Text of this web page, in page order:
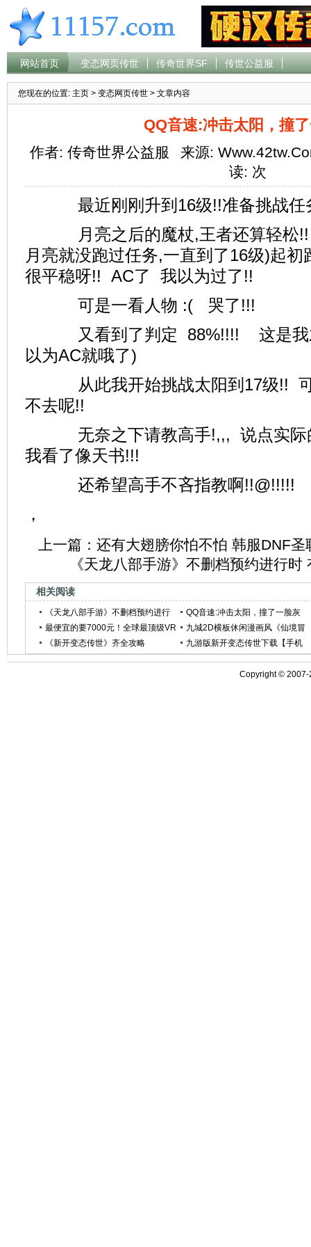
网站首页 变态网页传世 传奇世界SF 传世公益服
您现在的位置: 主页 > 变态网页传世 > 文章内容
QQ音速:冲击太阳，撞
作者: 传奇世界公益服
来源:
读: 次
最近刚刚升到16级!!准备挑战任
月亮之后的魔杖,王者还算轻松!!
月亮就没跑过任务,一直到了16级)起
很平稳呀!! AC了 我以为过了!!
可是一看人物 :( 哭了!!!
又看到了判定 88%!!!! 这是我
以为AC就哦了)
从此我开始挑战太阳到17级!! 可
不去呢!!
无奈之下请教高手!,,, 说点实
我看了像天书!!!
还希望高手不吝指教啊!!@!!!!!
，
上一篇： 还有大翅膀你怕不怕 韩服DNF圣
《天龙八部手游》不删档预约进行时
相关阅读
《天龙八部手游》不删档预约进行
时 有一封信等你来回
QQ音速:冲击太阳，撞了一脸灰
最便宜的要7000元！全球最顶级VR
电脑盘点
九城2D横板休闲漫画风《仙境冒
险》试玩体验
《新开变态传世》齐全攻略
九游版新开变态传世下载【手机
Copyright © 2007-